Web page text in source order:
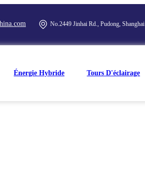
No.2449 Jinhai Rd., Pudong, Shanghai
Énergie Hybride Tours D'éclairage